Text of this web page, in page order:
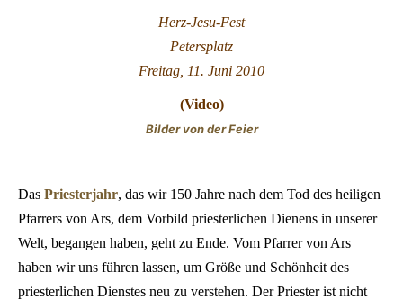
Herz-Jesu-Fest
Petersplatz
Freitag, 11. Juni 2010
(Video)
Bilder von der Feier
Das Priesterjahr, das wir 150 Jahre nach dem Tod des heiligen
Pfarrers von Ars, dem Vorbild priesterlichen Dienens in unserer
Welt, begangen haben, geht zu Ende. Vom Pfarrer von Ars
haben wir uns führen lassen, um Größe und Schönheit des
priesterlichen Dienstes neu zu verstehen. Der Priester ist nicht